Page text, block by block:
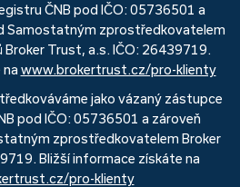
ČNB pod IČO: 05736501 a
Samostatným zprostředkovatelem
Trust, a.s. IČO: 26439719.
www.brokertrust.cz/pro-klienty
jako vázaný zástupce
pod IČO: 05736501 a zároveň
zprostředkovatelem Broker
Bližší informace získáte na
pro-klienty